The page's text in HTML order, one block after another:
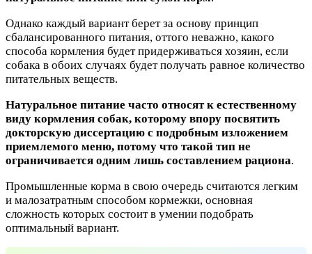
Однако каждый вариант берет за основу принцип
сбалансированного питания, оттого неважно, какого
способа кормления будет придерживаться хозяин, если
собака в обоих случаях будет получать равное количество
питательных веществ.
Натуральное питание часто относят к естественному
виду кормления собак, которому впору посвятить
докторскую диссертацию с подробным изложением
приемлемого меню, потому что такой тип не
ограничивается одним лишь составлением рациона.
Промышленные корма в свою очередь считаются легким
и малозатратным способом кормежки, основная
сложность которых состоит в умении подобрать
оптимальный вариант.